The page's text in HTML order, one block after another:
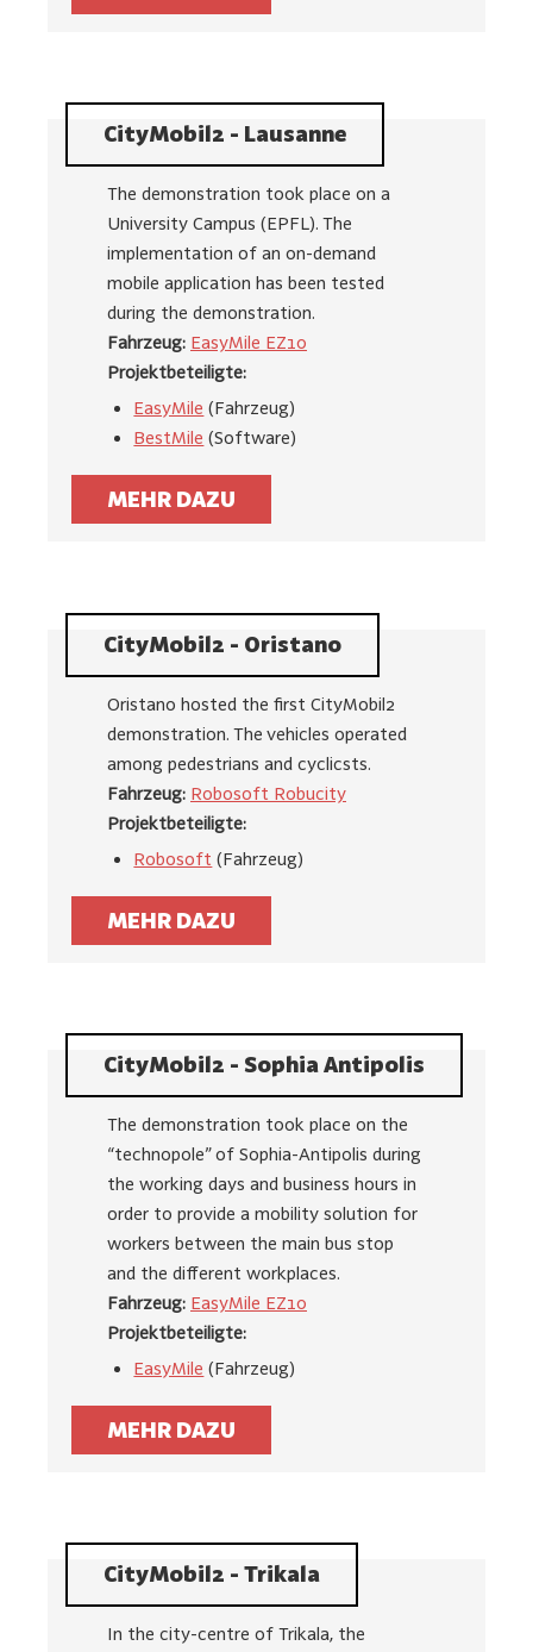
CityMobil2 - Lausanne
The demonstration took place on a
University Campus (EPFL). The
implementation of an on-demand
mobile application has been tested
during the demonstration.
Fahrzeug: EasyMile EZ10
Projektbeteiligte:
EasyMile (Fahrzeug)
BestMile (Software)
MEHR DAZU
CityMobil2 - Oristano
Oristano hosted the first CityMobil2
demonstration. The vehicles operated
among pedestrians and cyclicsts.
Fahrzeug: Robosoft Robucity
Projektbeteiligte:
Robosoft (Fahrzeug)
MEHR DAZU
CityMobil2 - Sophia Antipolis
The demonstration took place on the
“technopole” of Sophia-Antipolis during
the working days and business hours in
order to provide a mobility solution for
workers between the main bus stop
and the different workplaces.
Fahrzeug: EasyMile EZ10
Projektbeteiligte:
EasyMile (Fahrzeug)
MEHR DAZU
CityMobil2 - Trikala
In the city-centre of Trikala, the